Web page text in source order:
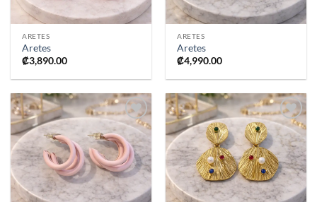
ARETES
Aretes
₡3,890.00
ARETES
Aretes
₡4,990.00
Añadir
a la
lista de
deseos
Añadir
a la
lista de
deseos